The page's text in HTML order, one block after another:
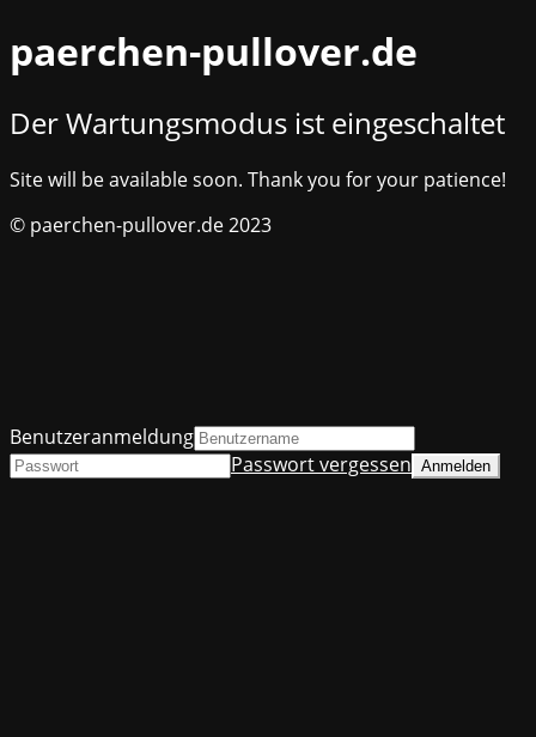
paerchen-pullover.de
Der Wartungsmodus ist eingeschaltet
Site will be available soon. Thank you for your patience!
© paerchen-pullover.de 2023
Benutzeranmeldung
Passwort vergessen